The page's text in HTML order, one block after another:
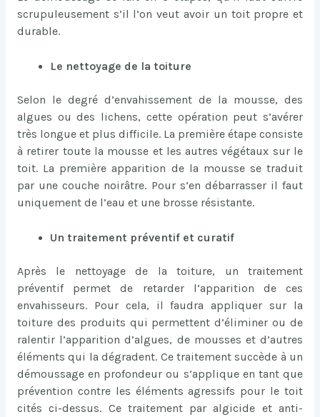
scrupuleusement s’il l’on veut avoir un toit propre et
durable.
Le nettoyage de la toiture
Selon le degré d’envahissement de la mousse, des
algues ou des lichens, cette opération peut s’avérer
très longue et plus difficile. La première étape consiste
à retirer toute la mousse et les autres végétaux sur le
toit. La première apparition de la mousse se traduit
par une couche noirâtre. Pour s’en débarrasser il faut
uniquement de l’eau et une brosse résistante.
Un traitement préventif et curatif
Après le nettoyage de la toiture, un traitement
préventif permet de retarder l’apparition de ces
envahisseurs. Pour cela, il faudra appliquer sur la
toiture des produits qui permettent d’éliminer ou de
ralentir l’apparition d’algues, de mousses et d’autres
éléments qui la dégradent. Ce traitement succède à un
démoussage en profondeur ou s’applique en tant que
prévention contre les éléments agressifs pour le toit
cités ci-dessus. Ce traitement par algicide et anti-